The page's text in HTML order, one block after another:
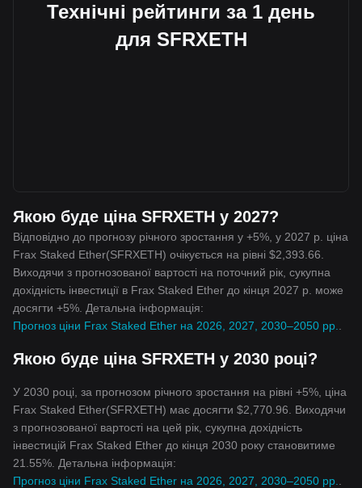
Технічні рейтинги за 1 день
для SFRXETH
Якою буде ціна SFRXETH у 2027?
Відповідно до прогнозу річного зростання у +5%, у 2027 р. ціна
Frax Staked Ether(SFRXETH) очікується на рівні $2,393.66.
Виходячи з прогнозованої вартості на поточний рік, сукупна
дохідність інвестиції в Frax Staked Ether до кінця 2027 р. може
досягти +5%. Детальна інформація:
Прогноз ціни Frax Staked Ether на 2026, 2027, 2030–2050 рр.
Якою буде ціна SFRXETH у 2030 році?
У 2030 році, за прогнозом річного зростання на рівні +5%, ціна
Frax Staked Ether(SFRXETH) має досягти $2,770.96. Виходячи
з прогнозованої вартості на цей рік, сукупна дохідність
інвестицій Frax Staked Ether до кінця 2030 року становитиме
21.55%. Детальна інформація:
Прогноз ціни Frax Staked Ether на 2026, 2027, 2030–2050 рр.